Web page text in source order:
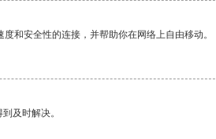
和安全性的连接，并帮助你在网络上自由移动。
及时解决。